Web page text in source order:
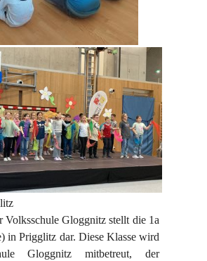
Volksschule Gloggnitz stellt die 1a
in Prigglitz dar. Diese Klasse wird
Gloggnitz mitbetreut, der